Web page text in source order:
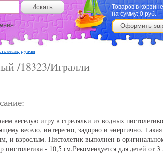
Товаров в
на сумму:0 руб.
Оформить
ружья
/18323/Игралли
веселую игру в стрелялки из водных
весело, интересно, задорно и энергично.
и взрослым. Пистолетик выполнен в
пистолетика - 10,5 см.Рекомендуется для детей от 3